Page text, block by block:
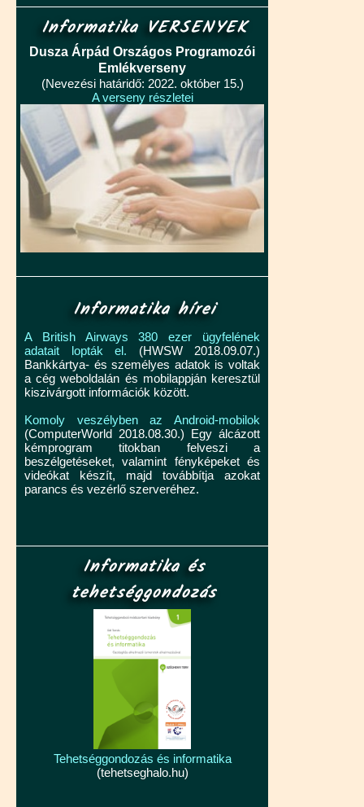
Informatika VERSENYEK
Dusza Árpád Országos Programozói
Emlékverseny
(Nevezési határidő: 2022. október 15.)
A verseny részletei
Informatika hírei
A British Airways 380 ezer ügyfelének
adatait lopták el. (HWSW 2018.09.07.)
Bankkártya- és személyes adatok is voltak
a cég weboldalán és mobilappján keresztül
kiszivárgott információk között.
Komoly veszélyben az Android-mobilok
(ComputerWorld 2018.08.30.) Egy álcázott
kémprogram titokban felveszi a
beszélgetéseket, valamint fényképeket és
videókat készít, majd továbbítja azokat
parancs és vezérlő szerveréhez.
Informatika és
tehetséggondozás
Tehetséggondozás és informatika
(tehetseghalo.hu)